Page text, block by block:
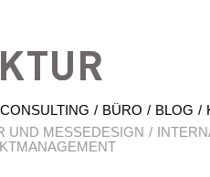
CONSULTING BÜRO BLOG
UND MESSEDESIGN